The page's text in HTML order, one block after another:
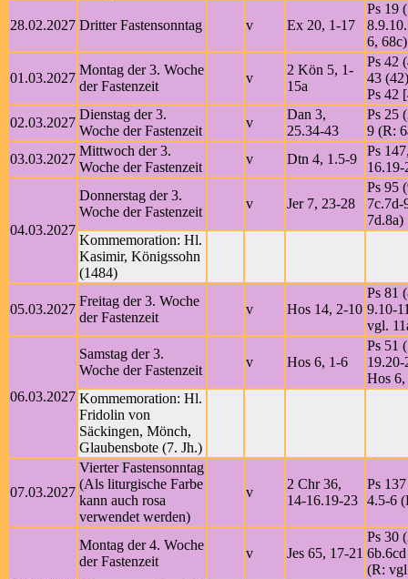
28.02.2027 Dritter Fastensonntag v Ex 20, 1-17
Ps 19
6, 68c)
01.03.2027
Montag der 3. Woche
der Fastenzeit
v
2 Kön 5, 1-
15a
Ps 42
43
Ps 42
02.03.2027
Dienstag der 3.
Woche der Fastenzeit
v
Dan 3,
25.34-43
Ps 25
9 (R:
03.03.2027
Mittwoch der 3.
Woche der Fastenzeit
v Dtn 4, 1.5-9
Ps
16.19-
04.03.2027
Donnerstag der 3.
Woche der Fastenzeit
v Jer 7, 23-28
Ps 95
7c.7d-
7d.8a)
Kommemoration: Hl.
Kasimir, Königssohn
(1484)
05.03.2027
Freitag der 3. Woche
der Fastenzeit
v Hos 14, 2-10
Ps 81
9.10-
vgl.
06.03.2027
Samstag der 3.
Woche der Fastenzeit
v Hos 6, 1-6
Ps 51
Hos 6,
Kommemoration: Hl.
Fridolin von
Säckingen, Mönch,
Glaubensbote (7. Jh.)
07.03.2027
Vierter Fastensonntag
(Als liturgische Farbe
kann auch rosa
verwendet werden)
v
2 Chr 36,
14-16.19-23
Ps
4.5-6
Montag der 4. Woche
der Fastenzeit
v Jes 65, 17-21
Ps 30
(R: